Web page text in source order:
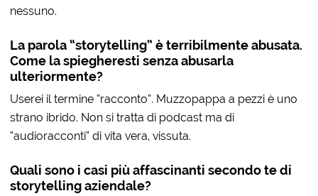
nessuno.
La parola “storytelling” è terribilmente abusata.
Come la spiegheresti senza abusarla
ulteriormente?
Userei il termine “racconto”. Muzzopappa a pezzi è uno
strano ibrido. Non si tratta di podcast ma di
“audioracconti” di vita vera, vissuta.
Quali sono i casi più affascinanti secondo te di
storytelling aziendale?